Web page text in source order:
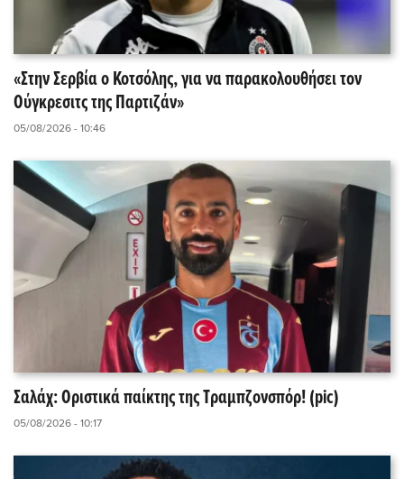
«Στην Σερβία ο Κοτσόλης, για να παρακολουθήσει τον
Ούγκρεσιτς της Παρτιζάν»
05/08/2026 - 10:46
Σαλάχ: Οριστικά παίκτης της Τραμπζονσπόρ! (pic)
05/08/2026 - 10:17